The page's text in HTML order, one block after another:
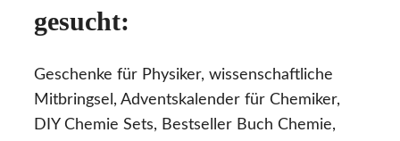
gesucht:
Geschenke für Physiker, wissenschaftliche
Mitbringsel, Adventskalender für Chemiker,
DIY Chemie Sets, Bestseller Buch Chemie,